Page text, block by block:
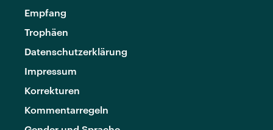
Empfang
Trophäen
Datenschutzerklärung
Impressum
Korrekturen
Kommentarregeln